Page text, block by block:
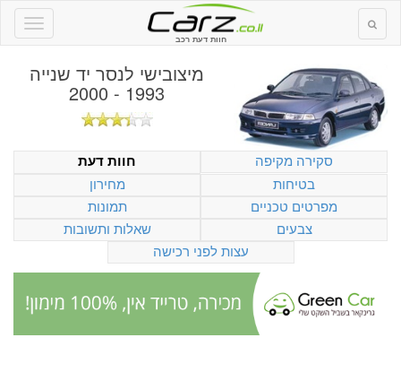
חוות דעת רכב
מיצובישי לנסר יד שנייה
1993 - 2000
סקירה מקיפה
חוות דעת
בטיחות
מחירון
מפרטים טכניים
תמונות
צבעים
שאלות ותשובות
עצות לפני רכישה